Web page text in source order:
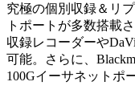
究極の個別収録＆リ
トポートが多数搭載
収録レコーダーや
可能。さらに、
100Gイーサネットポ